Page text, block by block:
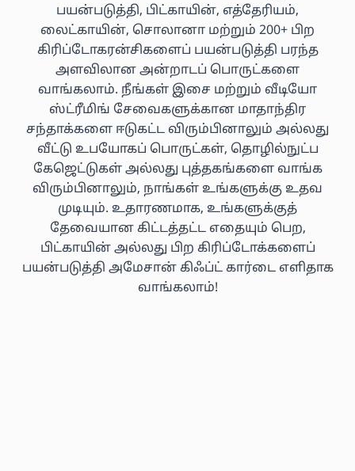
பயன்படுத்தி, பிட்காயின், எத்தேரியம்,
லைட்காயின், சொலானா மற்றும் 200+ பிற
கிரிப்டோகரன்சிகளைப் பயன்படுத்தி பரந்த
அளவிலான அன்றாடப் பொருட்களை
வாங்கலாம். நீங்கள் இசை மற்றும் வீடியோ
ஸ்ட்ரீமிங் சேவைகளுக்கான மாதாந்திர
சந்தாக்களை ஈடுகட்ட விரும்பினாலும் அல்லது
வீட்டு உபயோகப் பொருட்கள், தொழில்நுட்ப
கேஜெட்டுகள் அல்லது புத்தகங்களை வாங்க
விரும்பினாலும், நாங்கள் உங்களுக்கு உதவ
முடியும். உதாரணமாக, உங்களுக்குத்
தேவையான கிட்டத்தட்ட எதையும் பெற,
பிட்காயின் அல்லது பிற கிரிப்டோக்களைப்
பயன்படுத்தி அமேசான் கிஃப்ட் கார்டை எளிதாக
வாங்கலாம்!